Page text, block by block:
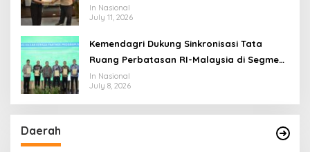
Jangan Terus Jadi “Messi dan Ronaldo”
Legislasi
In Nasional
July 11, 2026
Kemendagri Dukung Sinkronisasi Tata
Ruang Perbatasan RI-Malaysia di Segmen
Sinapad-Sesai
In Nasional
July 8, 2026
Daerah